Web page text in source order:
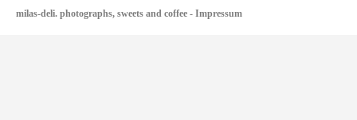
milas-deli. photographs, sweets and coffee - Impressum